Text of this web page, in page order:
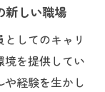
どもたちの
児童指導員
新しい職場
してのキャリ
境を提供してい
経験を生かし